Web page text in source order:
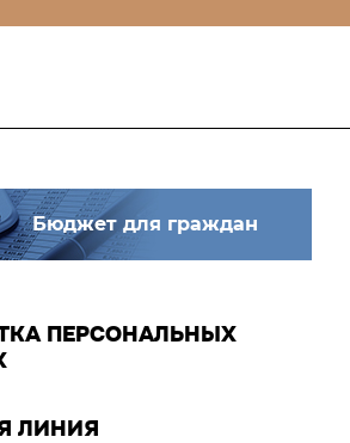
Бюджет для граждан
ПЕРСОНАЛЬНЫХ
ЛИНИЯ